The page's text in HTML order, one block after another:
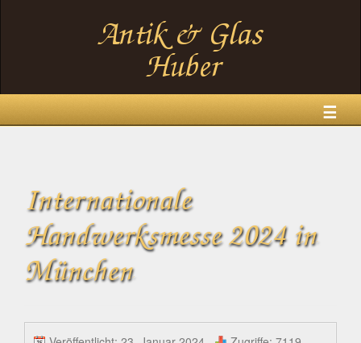
☰
Internationale
Handwerksmesse 2024 in
München